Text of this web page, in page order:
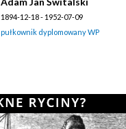
1894-12-18 - 1952-07-09
pułkownik dyplomowany WP